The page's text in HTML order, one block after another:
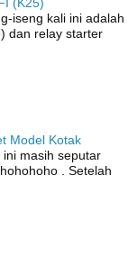
(K25)
iseng kali ini adalah
dan relay starter
Model Kotak
ini masih seputar
. Setelah